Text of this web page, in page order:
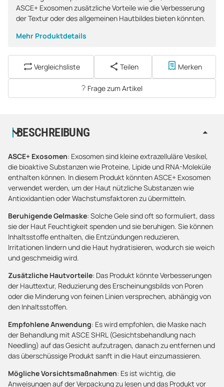
ASCE+ Exosomen zusätzliche Vorteile wie die Verbesserung
der Textur oder des allgemeinen Hautbildes bieten könnten.
Mehr Produktdetails
Vergleichsliste Teilen Merken
Frage zum Artikel
BESCHREIBUNG
ASCE+ Exosomen: Exosomen sind kleine extrazelluläre Vesikel,
die bioaktive Substanzen wie Proteine, Lipide und RNA-Moleküle
enthalten können. In diesem Produkt könnten ASCE+ Exosomen
verwendet werden, um der Haut nützliche Substanzen wie
Antioxidantien oder Wachstumsfaktoren zu übermitteln.
Beruhigende Gelmaske: Solche Gele sind oft so formuliert, dass
sie der Haut Feuchtigkeit spenden und sie beruhigen. Sie können
Inhaltsstoffe enthalten, die Entzündungen reduzieren,
Irritationen lindern und die Haut hydratisieren, wodurch sie weich
und geschmeidig wird.
Zusätzliche Hautvorteile: Das Produkt könnte Verbesserungen
der Hauttextur, Reduzierung des Erscheinungsbilds von Poren
oder die Minderung von feinen Linien versprechen, abhängig von
den Inhaltsstoffen.
Empfohlene Anwendung: Es wird empfohlen, die Maske nach
der Behandlung mit ASCE SHRL (Gesichtsbehandlung nach
Needling) auf das Gesicht aufzutragen, danach zu entfernen und
das überschüssige Produkt sanft in die Haut einzumassieren.
Mögliche Vorsichtsmaßnahmen: Es ist wichtig, die
Anweisungen auf der Verpackung zu lesen und das Produkt vor